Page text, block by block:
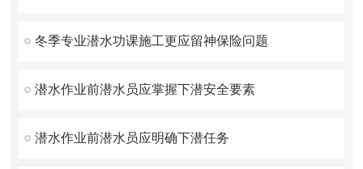
冬季专业潜水功课施工更应留神保险问题
潜水作业前潜水员应掌握下潜安全要素
潜水作业前潜水员应明确下潜任务